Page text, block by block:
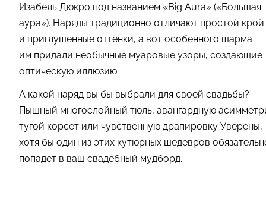
Изабель Дюкро под названием «Big Aura» («Большая
аура»). Наряды традиционно отличают простой крой
и приглушенные оттенки, а вот особенного шарма
им придали необычные муаровые узоры, создающие
оптическую иллюзию.
А какой наряд вы бы выбрали для своей свадьбы?
Пышный многослойный тюль, авангардную
тугой корсет или чувственную драпировку Уверены,
хотя бы один из этих кутюрных шедевров
попадет в ваш свадебный мудборд.